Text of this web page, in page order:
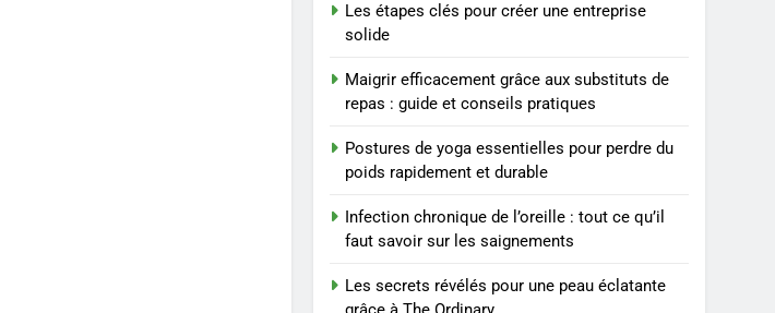
et exercices
BIEN ÊTRE
Voyance à La Rochelle : où
trouver un
accompagnement sérieux
à un tarif juste ?
BIEN ÊTRE
Les tendances mode qui
reviennent chaque année
Les étapes clés pour créer une entreprise
solide
Maigrir efficacement grâce aux substituts de
repas : guide et conseils pratiques
Postures de yoga essentielles pour perdre du
poids rapidement et durable
Infection chronique de l’oreille : tout ce qu’il
faut savoir sur les saignements
Les secrets révélés pour une peau éclatante